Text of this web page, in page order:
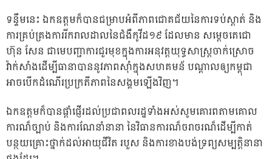
ទន្ទឹមនេះ ឯកឧត្តមក៏បានជម្រាបអំពីភាពជោគជ័យនៃការទប់ស្តាត់ និង
ការគ្រប់គ្រងការរីករាលដាលនៃជំងឺកូវីដ១៩ ដែលមាន សម្តេចតេជោ
ហ៊ុន សែន ជាមេបញ្ជាការជួរមុខក្នុងការអនុវត្តយុទ្ធសាស្រ្តចាក់ស្រោច
វ៉ាក់សាំងដើម្បីធានាបាននូវភាពស៊ាំក្នុងសហគមន័ បណ្តាលឲ្យកម្ពុជា
អាចបើកដំណើរប្រក្រតីភាពនៃសង្គមឡើងវិញ។
ឯកឧត្តមក៏បានផ្តាំផ្ញើរដល់ប្រជាពលរដ្ឋទាំងអស់សូមគោរពតាមគោល
ការណ៏ច្បាប់ និងការណែនាំនានា នៃវិធានការណ៏ចរាចរណ៏ដើម្បីកាត់
បន្ថយគ្រោះថ្នាក់ដល់អាយុជីវិត របួស និងការខាងបង់ទ្រព្យសម្បត្តិនានា